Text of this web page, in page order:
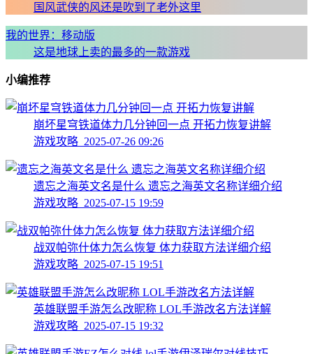
国风武侠的风还是吹到了老外这里
我的世界：移动版
这是地球上卖的最多的一款游戏
小编推荐
崩坏星穹铁道体力几分钟回一点 开拓力恢复讲解
游戏攻略 2025-07-26 09:26
遗忘之海英文名是什么 遗忘之海英文名称详细介绍
游戏攻略 2025-07-15 19:59
战双帕弥什体力怎么恢复 体力获取方法详细介绍
游戏攻略 2025-07-15 19:51
英雄联盟手游怎么改昵称 LOL手游改名方法详解
游戏攻略 2025-07-15 19:32